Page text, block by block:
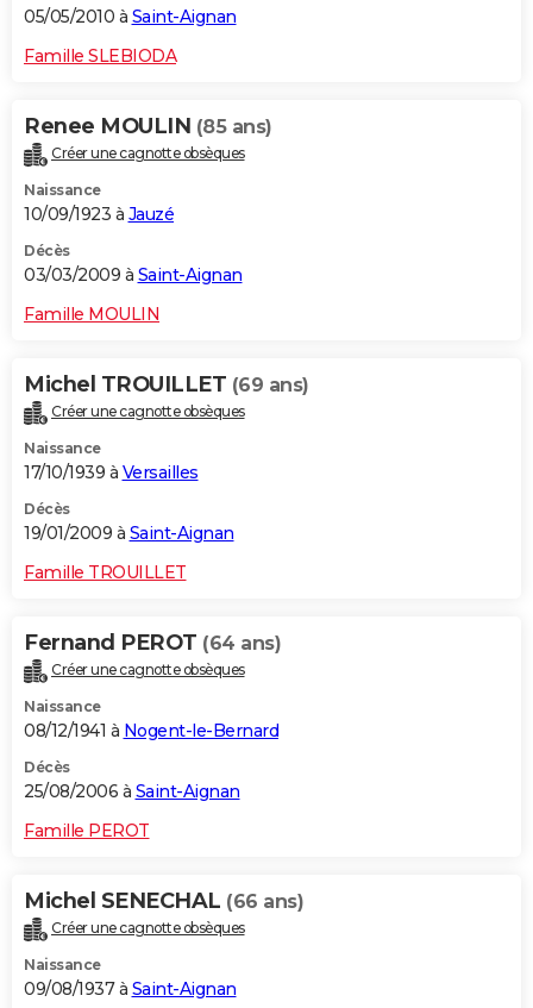
05/05/2010 à Saint-Aignan
Famille SLEBIODA
Renee MOULIN (85 ans)
Créer une cagnotte obsèques
Naissance
10/09/1923 à Jauzé
Décès
03/03/2009 à Saint-Aignan
Famille MOULIN
Michel TROUILLET (69 ans)
Créer une cagnotte obsèques
Naissance
17/10/1939 à Versailles
Décès
19/01/2009 à Saint-Aignan
Famille TROUILLET
Fernand PEROT (64 ans)
Créer une cagnotte obsèques
Naissance
08/12/1941 à Nogent-le-Bernard
Décès
25/08/2006 à Saint-Aignan
Famille PEROT
Michel SENECHAL (66 ans)
Créer une cagnotte obsèques
Naissance
09/08/1937 à Saint-Aignan